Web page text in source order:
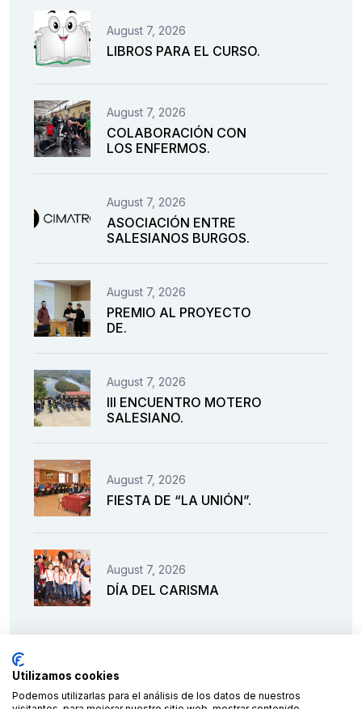
August 7, 2026
LIBROS PARA EL CURSO.
August 7, 2026
COLABORACIÓN CON
LOS ENFERMOS.
August 7, 2026
ASOCIACIÓN ENTRE
SALESIANOS BURGOS.
August 7, 2026
PREMIO AL PROYECTO
DE.
August 7, 2026
III ENCUENTRO MOTERO
SALESIANO.
August 7, 2026
FIESTA DE “LA UNIÓN”.
August 7, 2026
DÍA DEL CARISMA
Utilizamos cookies
Podemos utilizarlas para el análisis de los datos de nuestros